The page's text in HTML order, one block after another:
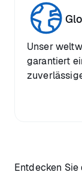
Unser
garantiert
Entdecken